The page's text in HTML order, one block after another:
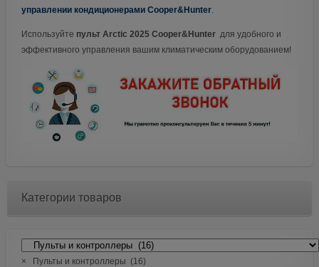
управлении кондиционерами Cooper&Hunter.
Используйте пульт Arctic 2025 Cooper&Hunter для удобного и
эффективного управления вашим климатическим оборудованием!
Категории товаров
× Пульты и контроллеры (16)